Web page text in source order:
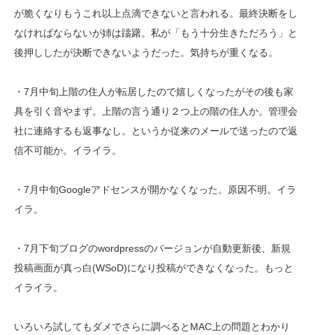
が脆くなりもうこれ以上点滴できないと言われる。最終決断をし
なければならないが姉は躊躇。私が「もう十分生きただろう」と
後押ししたが決断できないようだった。気持ちが重くなる。
・7月中旬上階の住人が転居したので嬉しくなったがその後も家
具を引く音やまず。上階の言う通り２つ上の階の住人か。管理会
社に連絡するも返事なし。というか従来のメールで送ったので返
信不可能か。イライラ。
・7月中旬Googleアドセンスが開かなくなった。原因不明。イラ
イラ。
・7月下旬ブログのwordpressのバージョンが自動更新後、新規
投稿画面が真っ白(WSoD)になり投稿ができなくなった。もっと
イライラ。
いろいろ試してもダメでさらに調べるとMAC上の問題とわかり